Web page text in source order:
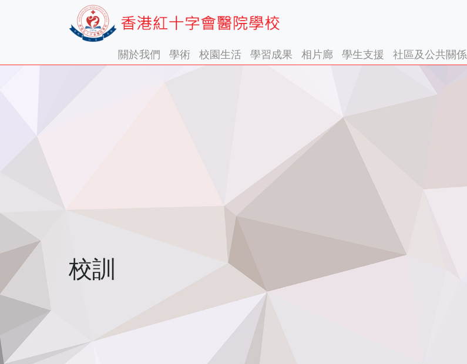
關於我們 學術 校園生活 學習成果 相片廊 學生支援 社區及公共關係
校訓